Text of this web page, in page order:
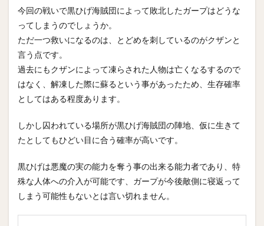
今回の戦いで黒ひげ海賊団によって敗北したガープはどうな
ってしまうのでしょうか。
ただ一つ救いになるのは、とどめを刺しているのがクザンと
言う点です。
過去にもクザンによって凍らされた人物は亡くなるするので
はなく、解凍した際に蘇るという事があったため、生存確率
としてはある程度あります。
しかし囚われている場所が黒ひげ海賊団の陣地、仮に生きて
たとしてもひどい目に合う確率が高いです。
黒ひげは悪魔の実の能力を奪う事の出来る能力者であり、特
殊な人体への介入が可能です、ガープが今後敵側に寝返って
しまう可能性もないとは言い切れません。